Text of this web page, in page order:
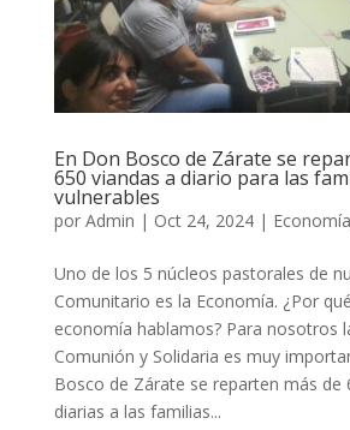
En Don Bosco de Zárate se
650 viandas a diario para las
vulnerables
por Admin | Oct 24, 2024| Economía
Uno de los 5 núcleos pastorales de
Comunitario es la Economía. ¿Por
economía hablamos? Para nosotros
Comunión y Solidaria es muy
Bosco de Zárate se reparten más de
diarias a las familias...